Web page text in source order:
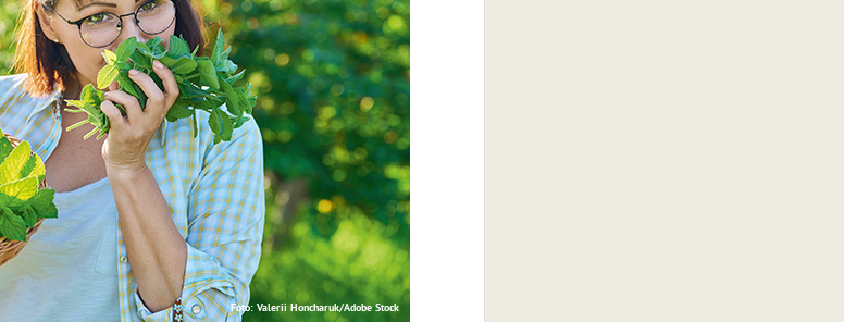
Foto: Valerii Honcharuk/Adobe Stock